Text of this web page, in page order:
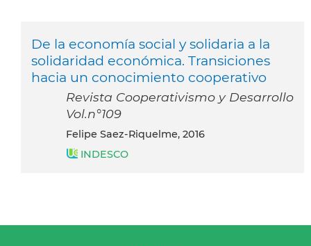
De la economía social y solidaria a la
solidaridad económica. Transiciones
hacia un conocimiento cooperativo
Revista Cooperativismo y Desarrollo
Vol.n°109
Felipe Saez-Riquelme, 2016
INDESCO